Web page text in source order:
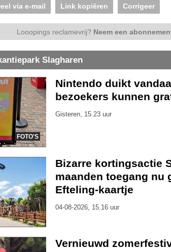
via e-mail Link kopiëren Corrigeer
Looopings reclamevrij? Neem een
Slagharen
FOTO'S
Nintendo duikt
bezoekers kunnen
Gisteren, 15.23 uur
Bizarre kortingsactie
maanden toegang nu
Efteling-kaartje
04-08-2026, 15.16 uur
Vernieuwd